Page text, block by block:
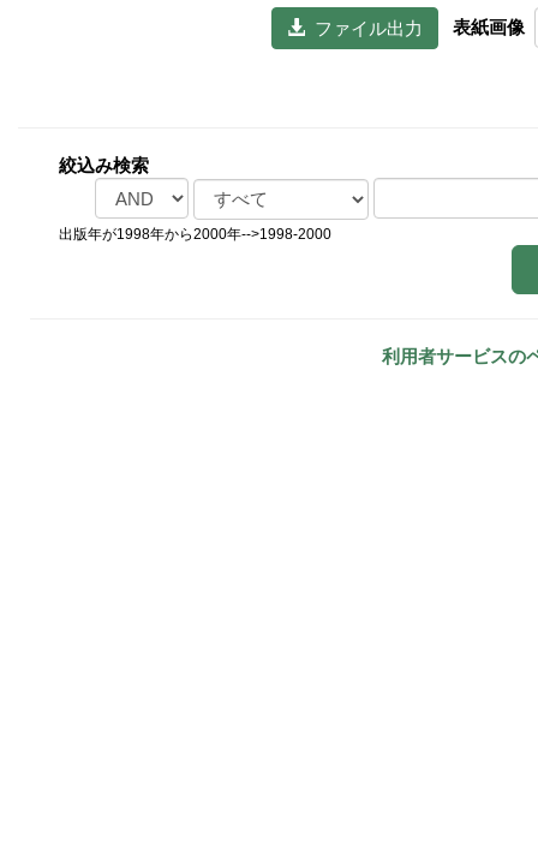
ファイル出力 表紙画像
絞込み検索
出版年が1998年から2000年-->1998-2000
利用者サービスの